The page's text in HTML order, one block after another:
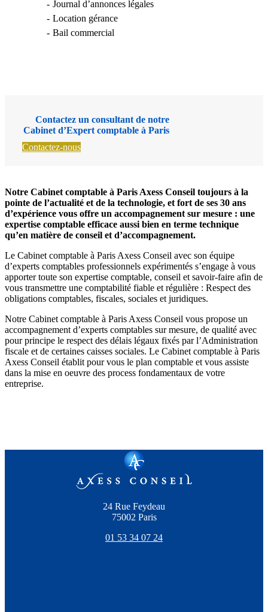
Journal d’annonces légales
Location gérance
Bail commercial
Contactez un consultant de notre
Cabinet d’Expert comptable àParis
Contactez-nous
Notre Cabinet comptable à Paris Axess Conseil toujours à la
pointe de l’actualité et de la technologie, et fort de ses 30 ans
d’expérience vous offre un accompagnement sur mesure : une
expertise comptable efficace aussi bien en terme technique
qu’en matière de conseil et d’accompagnement.
Le Cabinet comptable à Paris Axess Conseil avec son équipe
d’experts comptables professionnels expérimentés s’engage à vous
apporter toute son expertise comptable, conseil et savoir-faire afin de
vous transmettre une comptabilité fiable et régulière : Respect des
obligations comptables, fiscales, sociales et juridiques.
Notre Cabinet comptable à Paris Axess Conseil vous propose un
accompagnement d’experts comptables sur mesure, de qualité avec
pour principe le respect des délais légaux fixés par l’Administration
fiscale et de certaines caisses sociales. Le Cabinet comptable à Paris
Axess Conseil établit pour vous le plan comptable et vous assiste
dans la mise en oeuvre des process fondamentaux de votre
entreprise.
24 Rue Feydeau
75002 Paris
01 53 34 07 24